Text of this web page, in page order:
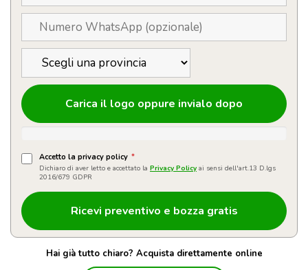
Carica il logo oppure invialo dopo
Accetto la privacy policy *
Dichiaro di aver letto e accettato la Privacy Policy ai sensi dell'art.13 D.lgs
2016/679 GDPR
Hai già tutto chiaro? Acquista direttamente online